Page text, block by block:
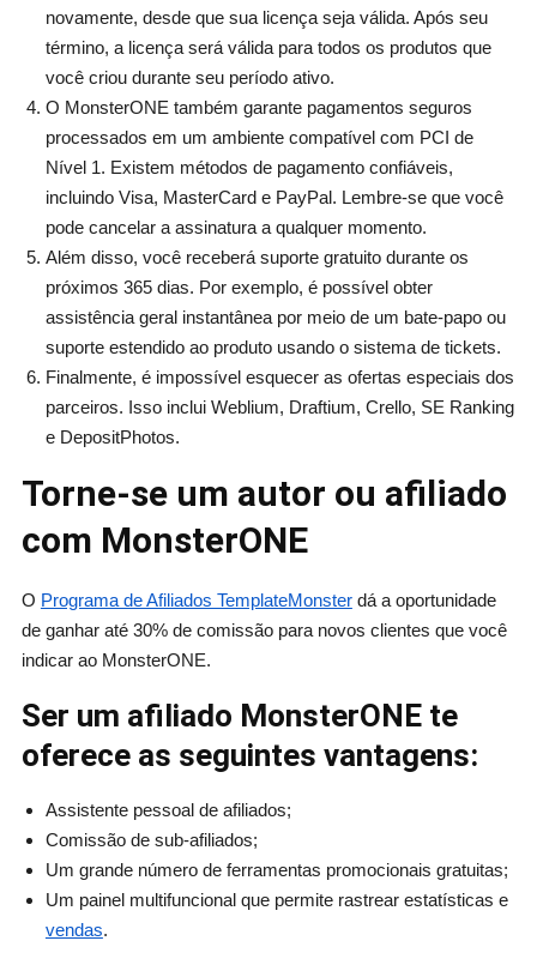
novamente, desde que sua licença seja válida. Após seu
término, a licença será válida para todos os produtos que
você criou durante seu período ativo.
O MonsterONE também garante pagamentos seguros
processados em um ambiente compatível com PCI de
Nível 1. Existem métodos de pagamento confiáveis,
incluindo Visa, MasterCard e PayPal. Lembre-se que você
pode cancelar a assinatura a qualquer momento.
Além disso, você receberá suporte gratuito durante os
próximos 365 dias. Por exemplo, é possível obter
assistência geral instantânea por meio de um bate-papo ou
suporte estendido ao produto usando o sistema de tickets.
Finalmente, é impossível esquecer as ofertas especiais dos
parceiros. Isso inclui Weblium, Draftium, Crello, SE Ranking
e DepositPhotos.
Torne-se um autor ou afiliado
com MonsterONE
O Programa de Afiliados TemplateMonsterdá a oportunidade
de ganhar até 30% de comissão para novos clientes que você
indicar ao MonsterONE.
Ser um afiliado MonsterONE te
oferece as seguintes vantagens:
Assistente pessoal de afiliados;
Comissão de sub-afiliados;
Um grande número de ferramentas promocionais gratuitas;
Um painel multifuncional que permite rastrear estatísticas e
vendas.